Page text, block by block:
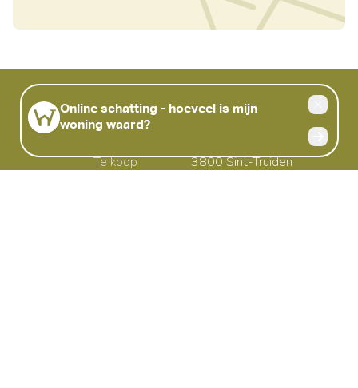
Handige links
Te koop
Sint-Truiden
3800 Sint-Truiden